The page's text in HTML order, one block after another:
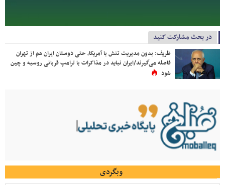
در بحث مشارکت کنید
ظریف: بدون مدیریت تنش با آمریکا، حتی دوستان ایران هم از تهران
فاصله می‌گیرند/ایران نباید در مذاکرات با ترامپ قربانی روسیه و چین
شود
وبگردی